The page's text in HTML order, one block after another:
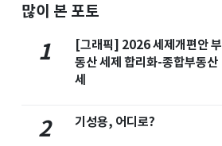
많이 본 포토
1
[그래픽] 2026 세제개편안 부
동산 세제 합리화-종합부동산
세
2 기성용, 어디로?